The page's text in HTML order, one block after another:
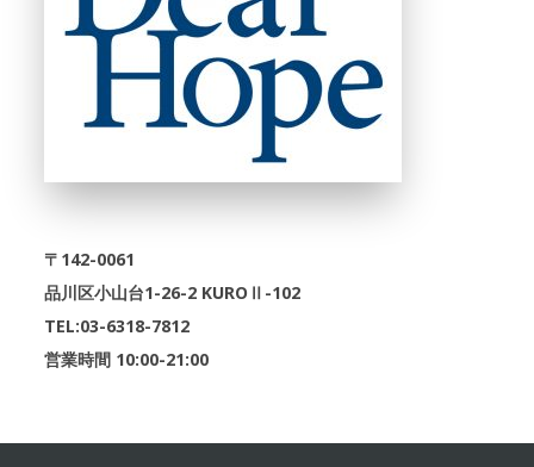
〒142-0061
品川区小山台1-26-2 KUROⅡ-102
TEL:03-6318-7812
営業時間 10:00-21:00